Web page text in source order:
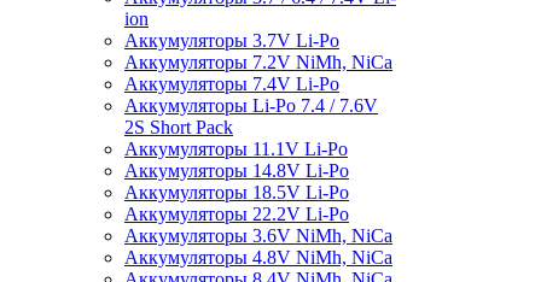
ion
Аккумуляторы 3.7V Li-Po
Аккумуляторы 7.2V NiMh, NiCa
Аккумуляторы 7.4V Li-Po
Аккумуляторы Li-Po 7.4 / 7.6V
2S Short Pack
Аккумуляторы 11.1V Li-Po
Аккумуляторы 14.8V Li-Po
Аккумуляторы 18.5V Li-Po
Аккумуляторы 22.2V Li-Po
Аккумуляторы 3.6V NiMh, NiCa
Аккумуляторы 4.8V NiMh, NiCa